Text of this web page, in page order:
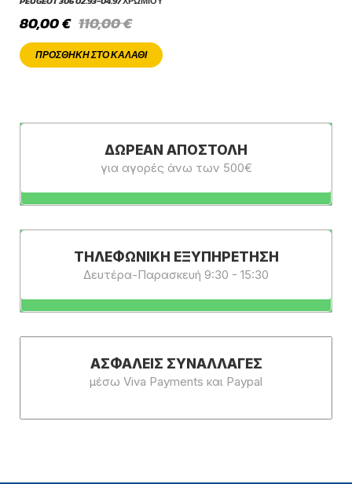
110,00€
80,00€
ΠΡΟΣΘΉΚΗ ΣΤΟ ΚΑΛΆΘΙ
ΔΩΡΕΆΝ ΑΠΟΣΤΟΛΉ
για αγορές άνω των 500€
ΤΗΛΕΦΩΝΙΚΗ ΕΞΥΠΗΡΕΤΗΣΗ
Δευτέρα-Παρασκευή 9:30 - 15:30
ΑΣΦΑΛΕΊΣ ΣΥΝΑΛΛΑΓΈΣ
μέσω Viva Payments και Paypal